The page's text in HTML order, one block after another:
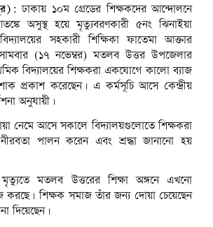
ঢাকায় ১০ম গ্রেডের শিক্ষকদের আন্দোলনে
অসুস্থ হয়ে মৃত্যুবরণকারী ৫নং ঝিনাইয়া
সহকারী শিক্ষিকা ফাতেমা আক্তার
(১৭ নভেম্বর) মতলব উত্তর উপজেলার
বিদ্যালয়ের শিক্ষকরা একযোগে কালো ব্যাজ
প্রকাশ করেছেন। এ কর্মসূচি আসে কেন্দ্রীয়
অনুযায়ী।
নেমে আসে সকালে বিদ্যালয়গুলোতে শিক্ষকরা
পালন করেন এবং শ্রদ্ধা জানানো হয়
মতলব উত্তরের শিক্ষা অঙ্গনে এখনো
শিক্ষক সমাজ তাঁর জন্য দোয়া চেয়েছেন
দিয়েছেন।